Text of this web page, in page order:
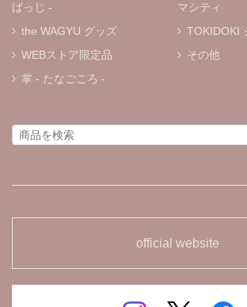
① マルニョン
2025/12/01
① マルニョン
した。
« マグニョンワッペン »
ばっじ -
マシティ
the WAGYU グッズ
TOKIDOKI
WEBストア限定品
その他
掌 - たなごころ -
official website